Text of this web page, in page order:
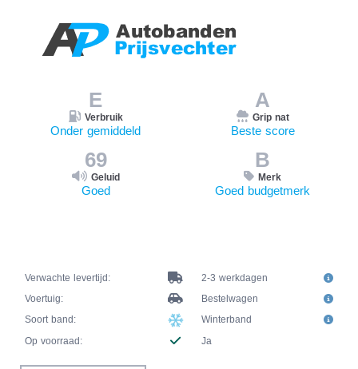
E
Verbruik
Onder gemiddeld
A
Grip nat
Beste score
69
Geluid
Goed
B
Merk
Goed budgetmerk
Verwachte levertijd:
2-3 werkdagen
Voertuig:
Bestelwagen
Soort band:
Winterband
Op voorraad:
Ja